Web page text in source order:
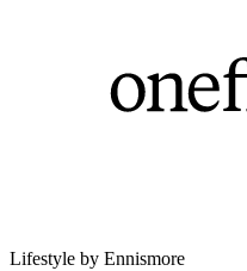
Lifestyle by Ennismore